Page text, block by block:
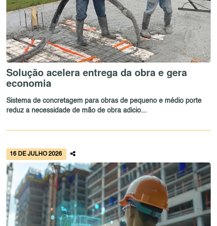
Solução acelera entrega da obra e gera
economia
Sistema de concretagem para obras de pequeno e médio porte
reduz a necessidade de mão de obra adicio...
16 DE JULHO 2026